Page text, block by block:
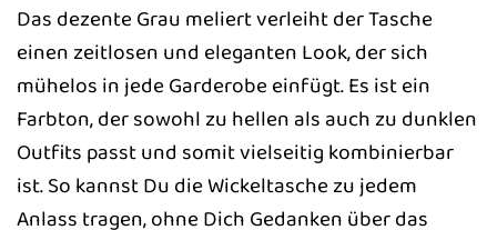
Das dezente Grau meliert verleiht der Tasche
einen zeitlosen und eleganten Look, der sich
mühelos in jede Garderobe einfügt. Es ist ein
Farbton, der sowohl zu hellen als auch zu dunklen
Outfits passt und somit vielseitig kombinierbar
ist. So kannst Du die Wickeltasche zu jedem
Anlass tragen, ohne Dich Gedanken über das